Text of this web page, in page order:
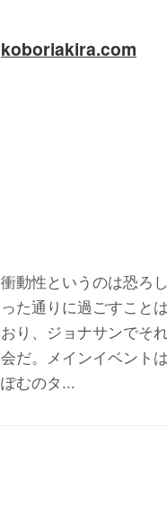
koboriakira.com
衝動性というのは恐ろ
った通りに過ごすこと
おり、ジョナサンでそ
会だ。メインイベント
ぽむのタ...